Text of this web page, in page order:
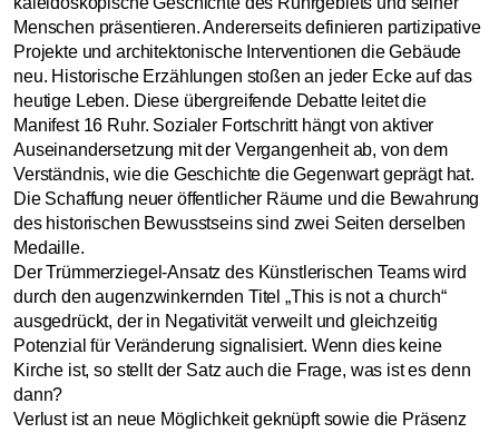
Menschen präsentieren. Andererseits definieren partizipative
Projekte und architektonische Interventionen die Gebäude
neu. Historische Erzählungen stoßen an jeder Ecke auf das
heutige Leben. Diese übergreifende Debatte leitet die
Manifest 16 Ruhr. Sozialer Fortschritt hängt von aktiver
Auseinandersetzung mit der Vergangenheit ab, von dem
Verständnis, wie die Geschichte die Gegenwart geprägt hat.
Die Schaffung neuer öffentlicher Räume und die Bewahrung
des historischen Bewusstseins sind zwei Seiten derselben
Medaille.
Der Trümmerziegel-Ansatz des Künstlerischen Teams wird
durch den augenzwinkernden Titel „This is not a church“
ausgedrückt, der in Negativität verweilt und gleichzeitig
Potenzial für Veränderung signalisiert. Wenn dies keine
Kirche ist, so stellt der Satz auch die Frage, was ist es denn
dann?
Verlust ist an neue Möglichkeit geknüpft sowie die Präsenz